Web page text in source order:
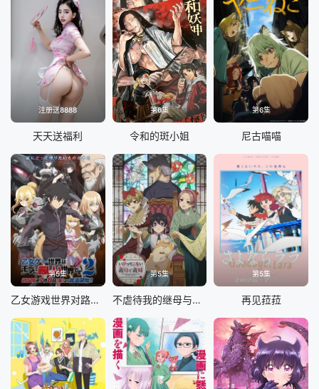
注册送8888
天天送福利
第6集
令和的斑小姐
第6集
尼古喵喵
第5集
乙女游戏世界对路人角色很不友好 第二季
第5集
不虐待我的继母与继姐
第5集
再见菈菈